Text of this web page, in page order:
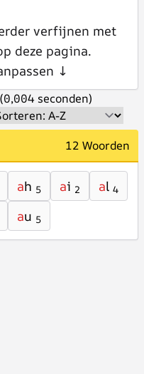
verfijnen met
deze pagina.
↓
seconden)
12 Woorden
ah 5 ai 2 al 4
au 5